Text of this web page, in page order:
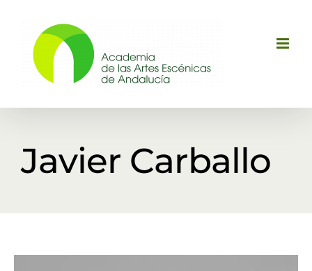
contenido
Javier Carballo